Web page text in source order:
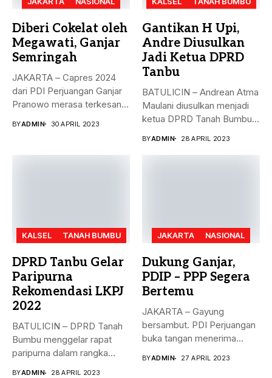
Diberi Cokelat oleh
Megawati, Ganjar
Semringah
JAKARTA – Capres 2024
dari PDI Perjuangan Ganjar
Pranowo merasa terkesan
BYADMIN 30 APRIL 2023
Gantikan H Upi,
Andre Diusulkan
Jadi Ketua DPRD
Tanbu
BATULICIN – Andrean Atma
Maulani diusulkan menjadi
ketua DPRD Tanah Bumbu,
BYADMIN 28 APRIL 2023
KALSEL TANAH BUMBU
DPRD Tanbu Gelar
Paripurna
Rekomendasi LKPJ
2022
BATULICIN – DPRD Tanah
Bumbu menggelar rapat
paripurna dalam rangka
BYADMIN 28 APRIL 2023
JAKARTA NASIONAL
Dukung Ganjar,
PDIP – PPP Segera
Bertemu
JAKARTA – Gayung
bersambut. PDI Perjuangan
buka tangan menerima
BYADMIN 27 APRIL 2023